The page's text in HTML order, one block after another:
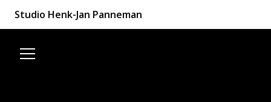
Studio Henk-Jan Panneman